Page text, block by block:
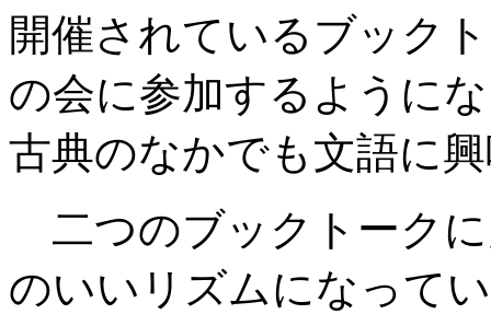
開催されているブック
の会に参加するように
古典のなかでも文語に
二つのブックトーク
のいいリズムになって